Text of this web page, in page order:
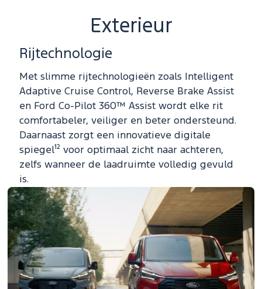
Exterieur
Rijtechnologie
Met slimme rijtechnologieën zoals Intelligent
Adaptive Cruise Control, Reverse Brake Assist
en Ford Co-Pilot 360™ Assist wordt elke rit
comfortabeler, veiliger en beter ondersteund.
Daarnaast zorgt een innovatieve digitale
spiegel¹² voor optimaal zicht naar achteren,
zelfs wanneer de laadruimte volledig gevuld
is.